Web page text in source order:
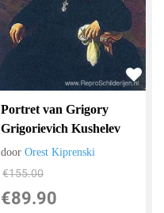
Portret van Grigory
Grigorievich Kushelev
doorOrest Kiprenski
€155.00
€89.90